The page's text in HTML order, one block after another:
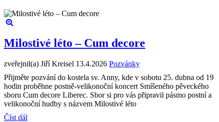
Milostivé léto – Cum decore
zveřejnil(a) Jiří Kreisel 13.4.2026 Pozvánky
Přijměte pozvání do kostela sv. Anny, kde v sobotu 25. dubna od 19
hodin proběhne postně-velikonoční koncert Smíšeného pěveckého
sboru Cum decore Liberec. Sbor si pro vás připravil pásmo postní a
velikonoční hudby s názvem Milostivé léto
Číst dál